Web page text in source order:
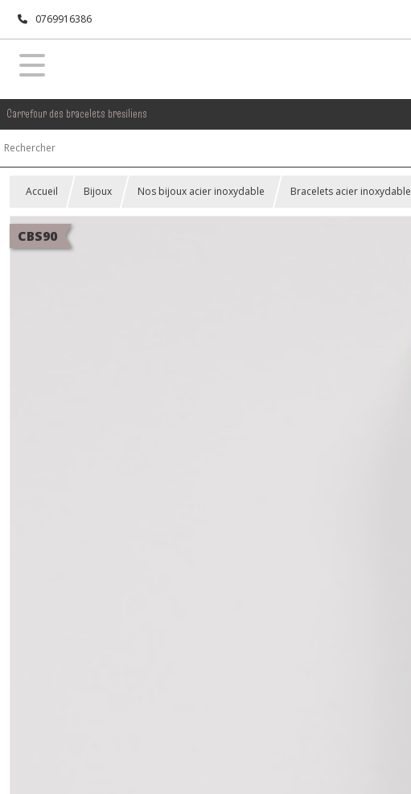
0769916386
Carrefour des bracelets bresiliens
Accueil Bijoux Nos bijoux acier inoxydable Bracelets acier inoxydable
CBS90